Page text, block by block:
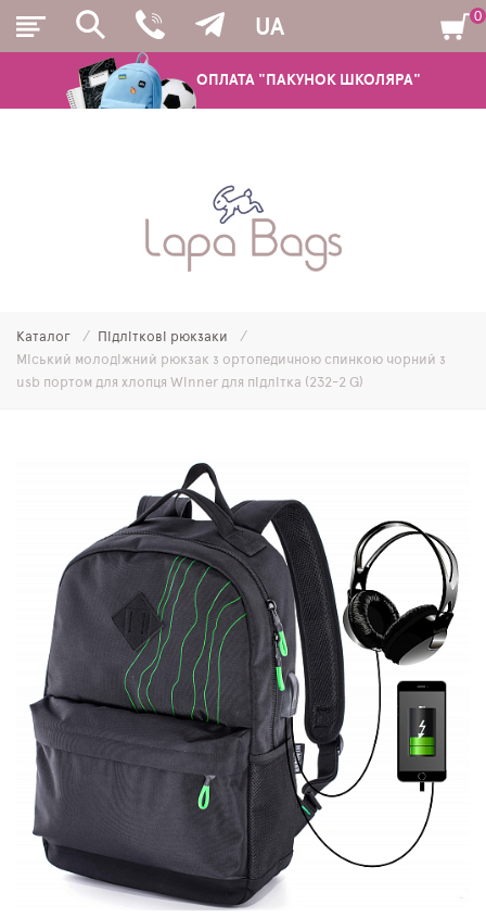
ОПЛАТА "ПАКУНОК ШКОЛЯРА"
UA
ШКІЛЬНІ РЮКЗАКИ ТА РАНЦІ
МОЛОДІЖНІ РЮКЗАКИ
ПЛЯШКИ ДЛЯ ВОДИ
DELUNE
SCHOOL STANDARD
SKYNAME
РОЗПРОДАЖ
0
Каталог
Підліткові рюкзаки
Міський молодіжний рюкзак з ортопедичною спинкою чорний з
usb портом для хлопця Winner для підлітка (232-2 G)